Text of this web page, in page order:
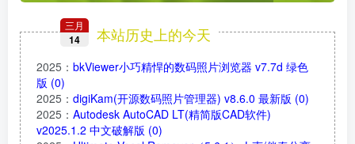
三月
14 本站历史上的今天
2025 ： bkViewer小巧精悍的数码照片浏览器 v7.7d 绿色
版 (0)
2025 ： digiKam(开源数码照片管理器) v8.6.0 最新版 (0)
2025 ： Autodesk AutoCAD LT(精简版CAD软件)
v2025.1.2 中文破解版 (0)